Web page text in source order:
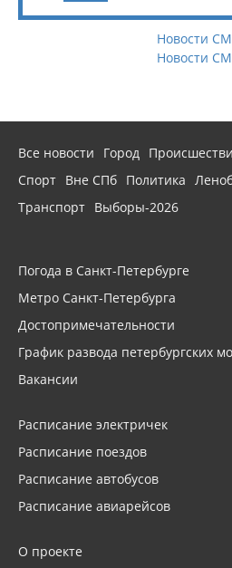
Новости
Новости
Все новости Город
Спорт Вне СПб Политика
Транспорт Выборы-2026
Погода в Санкт-Петербурге
Метро Санкт-Петербурга
Достопримечательности
График развода петербургских
Вакансии
Расписание электричек
Расписание поездов
Расписание автобусов
Расписание авиарейсов
О проекте